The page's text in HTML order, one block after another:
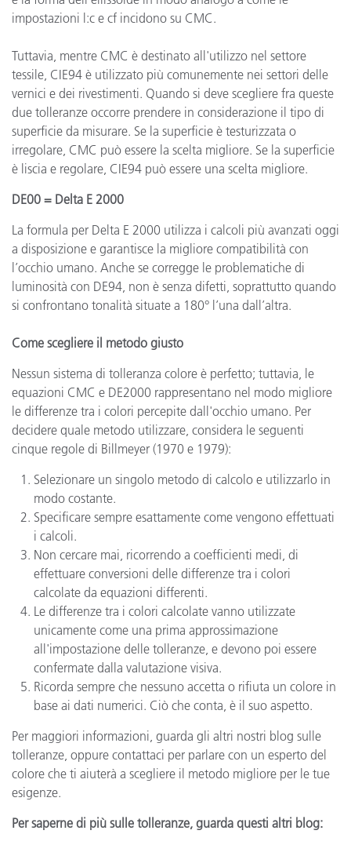
impostazioni l:c e cf incidono su CMC.
Tuttavia, mentre CMC è destinato all'utilizzo nel settore
tessile, CIE94 è utilizzato più comunemente nei settori delle
vernici e dei rivestimenti. Quando si deve scegliere fra queste
due tolleranze occorre prendere in considerazione il tipo di
superficie da misurare. Se la superficie è testurizzata o
irregolare, CMC può essere la scelta migliore. Se la superficie
è liscia e regolare, CIE94 può essere una scelta migliore.
DE00 = Delta E 2000
La formula per Delta E 2000 utilizza i calcoli più avanzati oggi
a disposizione e garantisce la migliore compatibilità con
l’occhio umano. Anche se corregge le problematiche di
luminosità con DE94, non è senza difetti, soprattutto quando
si confrontano tonalità situate a 180° l’una dall’altra.
Come scegliere il metodo giusto
Nessun sistema di tolleranza colore è perfetto; tuttavia, le
equazioni CMC e DE2000 rappresentano nel modo migliore
le differenze tra i colori percepite dall'occhio umano. Per
decidere quale metodo utilizzare, considera le seguenti
cinque regole di Billmeyer (1970 e 1979):
Selezionare un singolo metodo di calcolo e utilizzarlo in
modo costante.
Specificare sempre esattamente come vengono effettuati
i calcoli.
Non cercare mai, ricorrendo a coefficienti medi, di
effettuare conversioni delle differenze tra i colori
calcolate da equazioni differenti.
Le differenze tra i colori calcolate vanno utilizzate
unicamente come una prima approssimazione
all'impostazione delle tolleranze, e devono poi essere
confermate dalla valutazione visiva.
Ricorda sempre che nessuno accetta o rifiuta un colore in
base ai dati numerici. Ciò che conta, è il suo aspetto.
Per maggiori informazioni, guarda gli altri nostri blog sulle
tolleranze, oppure contattaci per parlare con un esperto del
colore che ti aiuterà a scegliere il metodo migliore per le tue
esigenze.
Per saperne di più sulle tolleranze, guarda questi altri blog: